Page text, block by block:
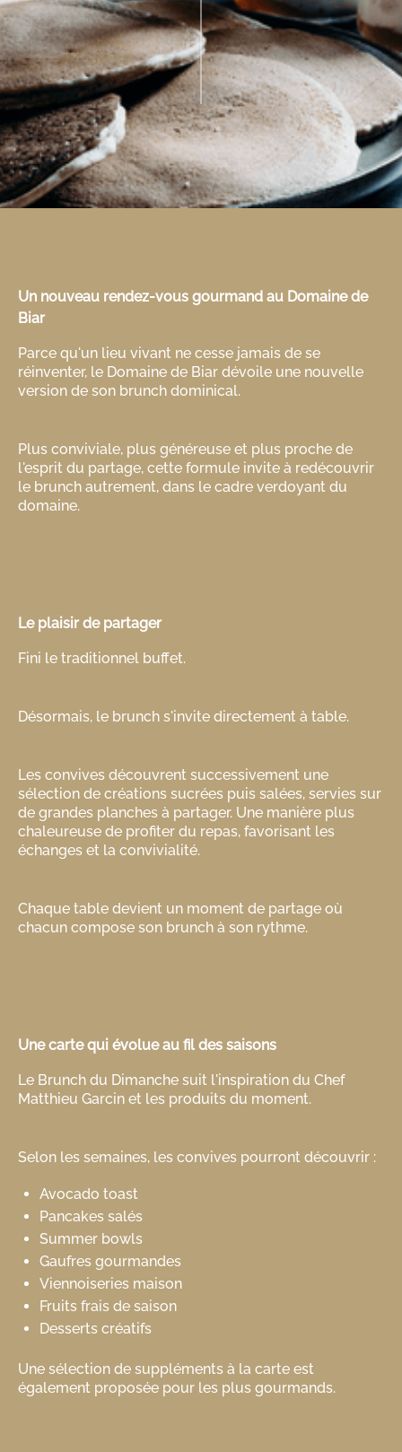
Un nouveau rendez-vous gourmand au Domaine de
Biar
Parce qu'un lieu vivant ne cesse jamais de se
réinventer, le Domaine de Biar dévoile une nouvelle
version de son brunch dominical.
Plus conviviale, plus généreuse et plus proche de
l'esprit du partage, cette formule invite à redécouvrir
le brunch autrement, dans le cadre verdoyant du
domaine.
Le plaisir de partager
Fini le traditionnel buffet.
Désormais, le brunch s'invite directement à table.
Les convives découvrent successivement une
sélection de créations sucrées puis salées, servies sur
de grandes planches à partager. Une manière plus
chaleureuse de profiter du repas, favorisant les
échanges et la convivialité.
Chaque table devient un moment de partage où
chacun compose son brunch à son rythme.
Une carte qui évolue au fil des saisons
Le Brunch du Dimanche suit l'inspiration du Chef
Matthieu Garcin et les produits du moment.
Selon les semaines, les convives pourront découvrir :
Avocado toast
Pancakes salés
Summer bowls
Gaufres gourmandes
Viennoiseries maison
Fruits frais de saison
Desserts créatifs
Une sélection de suppléments à la carte est
également proposée pour les plus gourmands.